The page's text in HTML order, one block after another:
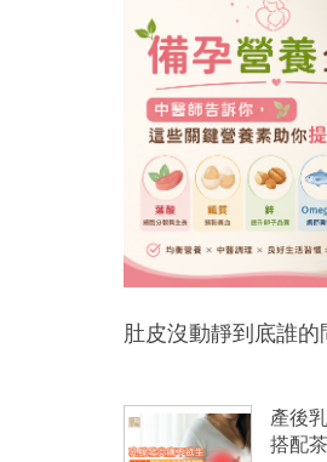
肚皮沒動靜到底誰的
產後
搭配